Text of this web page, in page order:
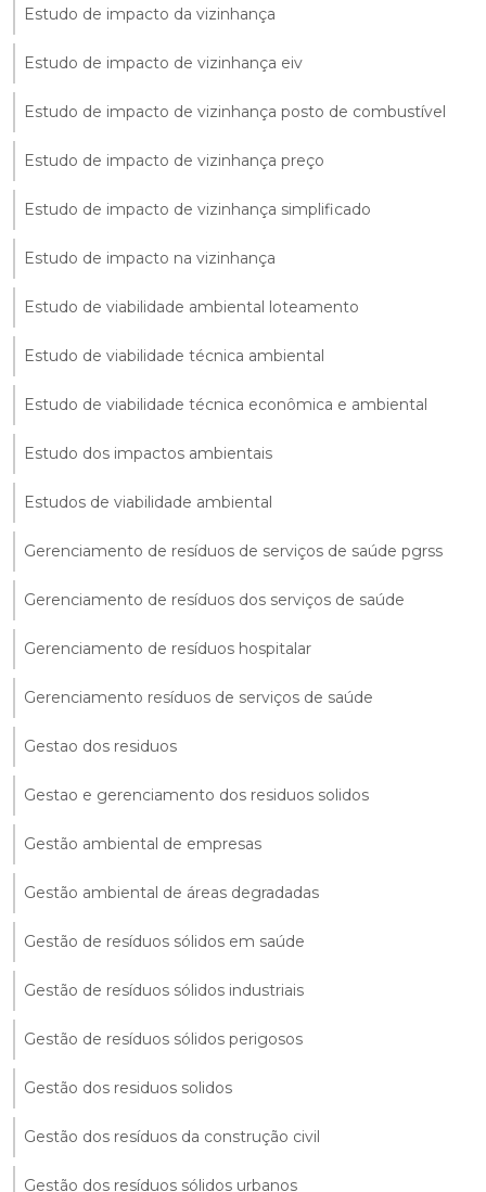
Estudo de impacto da vizinhança
Estudo de impacto de vizinhança eiv
Estudo de impacto de vizinhança posto de combustível
Estudo de impacto de vizinhança preço
Estudo de impacto de vizinhança simplificado
Estudo de impacto na vizinhança
Estudo de viabilidade ambiental loteamento
Estudo de viabilidade técnica ambiental
Estudo de viabilidade técnica econômica e ambiental
Estudo dos impactos ambientais
Estudos de viabilidade ambiental
Gerenciamento de resíduos de serviços de saúde pgrss
Gerenciamento de resíduos dos serviços de saúde
Gerenciamento de resíduos hospitalar
Gerenciamento resíduos de serviços de saúde
Gestao dos residuos
Gestao e gerenciamento dos residuos solidos
Gestão ambiental de empresas
Gestão ambiental de áreas degradadas
Gestão de resíduos sólidos em saúde
Gestão de resíduos sólidos industriais
Gestão de resíduos sólidos perigosos
Gestão dos residuos solidos
Gestão dos resíduos da construção civil
Gestão dos resíduos sólidos urbanos